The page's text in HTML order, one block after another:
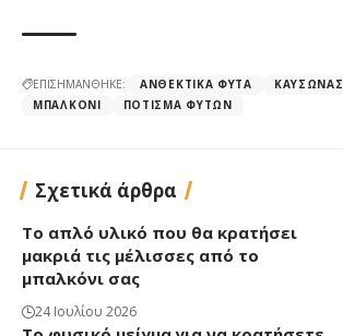
ΕΠΙΣΗΜΑΝΘΗΚΕ: ΑΝΘΕΚΤΙΚΆ ΦΥΤΆ ΚΑΎΣΩΝΑΣ
ΜΠΑΛΚΌΝΙ
ΠΌΤΙΣΜΑ ΦΥΤΏΝ
Σχετικά άρθρα
Το απλό υλικό που θα κρατήσει
μακριά τις μέλισσες από το
μπαλκόνι σας
24 Ιουλίου 2026